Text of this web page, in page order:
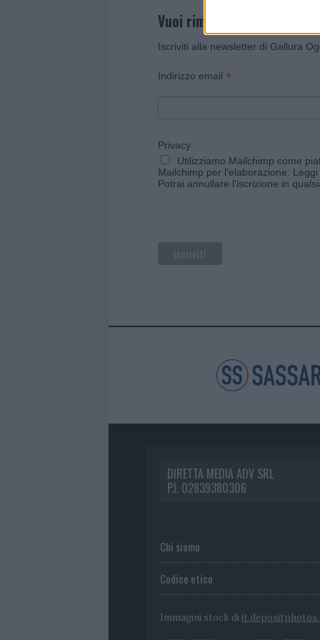
Vuoi rimanere sempre
Iscriviti alla newsletter di Gallura
Indirizzo email *
Privacy
Utilizziamo Mailchimp come
Mailchimp per l'elaborazione.
Potrai annullare l'iscrizione in
DIRETTA MEDIA ADV SRL
P.I. 02839380306
Chi siamo
Codice etico
Immagini stock di